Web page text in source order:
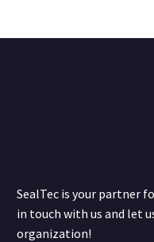
SealTec is your partner
in touch with us and let
organization!